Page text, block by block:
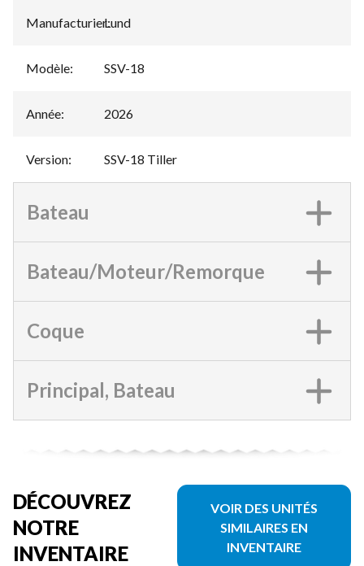
Manufacturier:
Lund
Modèle: SSV-18
Année: 2026
Version: SSV-18 Tiller
Bateau
Bateau/Moteur/Remorque
Coque
Principal, Bateau
DÉCOUVREZ
NOTRE
INVENTAIRE
VOIR DES UNITÉS
SIMILAIRES EN
INVENTAIRE